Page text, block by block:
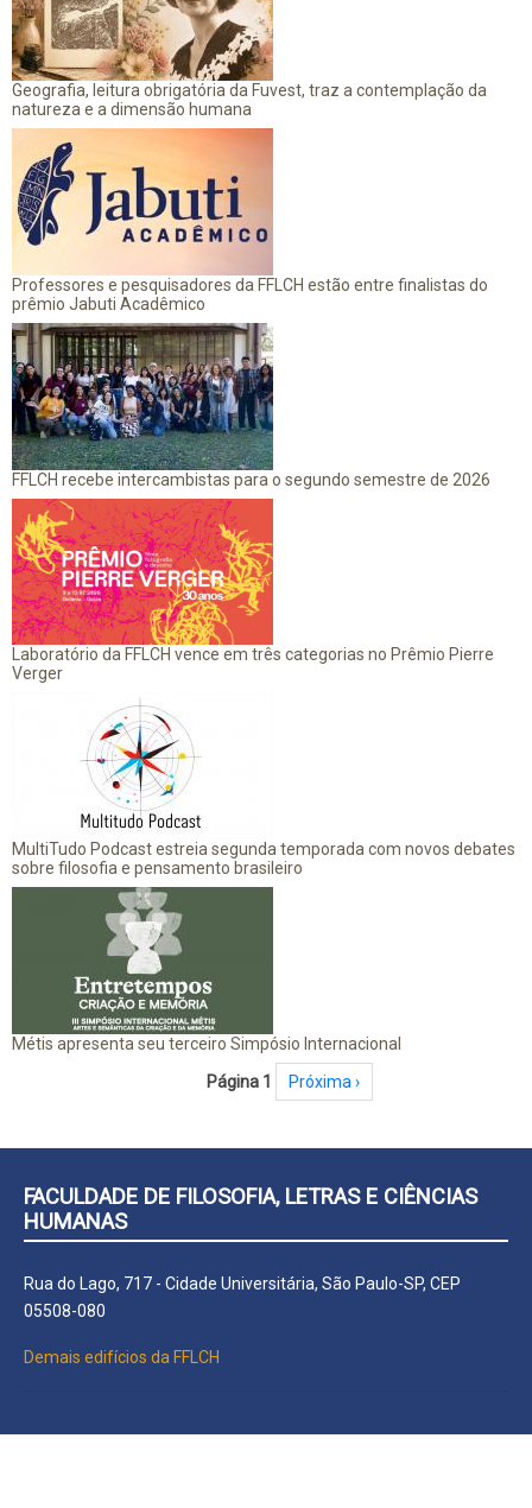
Geografia, leitura obrigatória da Fuvest, traz a contemplação da
natureza e a dimensão humana
Professores e pesquisadores da FFLCH estão entre finalistas do
prêmio Jabuti Acadêmico
FFLCH recebe intercambistas para o segundo semestre de 2026
Laboratório da FFLCH vence em três categorias no Prêmio Pierre
Verger
MultiTudo Podcast estreia segunda temporada com novos debates
sobre filosofia e pensamento brasileiro
Métis apresenta seu terceiro Simpósio Internacional
Página 1 Próxima página
Próxima ›
FACULDADE DE FILOSOFIA, LETRAS E CIÊNCIAS
HUMANAS
Rua do Lago, 717 - Cidade Universitária, São Paulo-SP, CEP
05508-080
Demais edifícios da FFLCH